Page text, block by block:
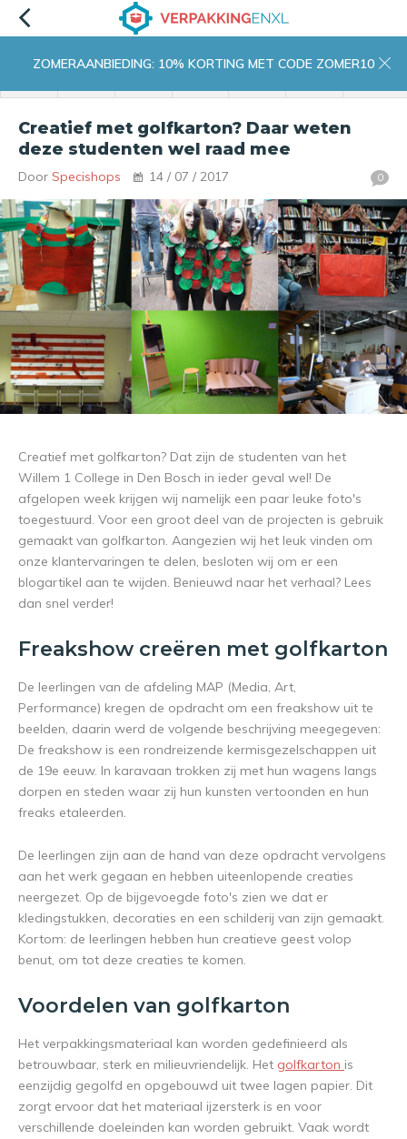
ZOMERAANBIEDING: 10% KORTING MET CODE ZOMER10
Creatief met golfkarton? Daar weten
deze studenten wel raad mee
Door Specishops 14 / 07 / 2017 0
Creatief met golfkarton? Dat zijn de studenten van het
Willem 1 College in Den Bosch in ieder geval wel! De
afgelopen week krijgen wij namelijk een paar leuke foto's
toegestuurd. Voor een groot deel van de projecten is gebruik
gemaakt van golfkarton. Aangezien wij het leuk vinden om
onze klantervaringen te delen, besloten wij om er een
blogartikel aan te wijden. Benieuwd naar het verhaal? Lees
dan snel verder!
Freakshow creëren met golfkarton
De leerlingen van de afdeling MAP (Media, Art,
Performance) kregen de opdracht om een freakshow uit te
beelden, daarin werd de volgende beschrijving meegegeven:
De freakshow is een rondreizende kermisgezelschappen uit
de 19e eeuw. In karavaan trokken zij met hun wagens langs
dorpen en steden waar zij hun kunsten vertoonden en hun
freaks etaleerden.
De leerlingen zijn aan de hand van deze opdracht vervolgens
aan het werk gegaan en hebben uiteenlopende creaties
neergezet. Op de bijgevoegde foto's zien we dat er
kledingstukken, decoraties en een schilderij van zijn gemaakt.
Kortom: de leerlingen hebben hun creatieve geest volop
benut, om tot deze creaties te komen.
Voordelen van golfkarton
Het verpakkingsmateriaal kan worden gedefinieerd als
betrouwbaar, sterk en milieuvriendelijk. Het golfkarton is
eenzijdig gegolfd en opgebouwd uit twee lagen papier. Dit
zorgt ervoor dat het materiaal ijzersterk is en voor
verschillende doeleinden kan worden gebruikt. Vaak wordt